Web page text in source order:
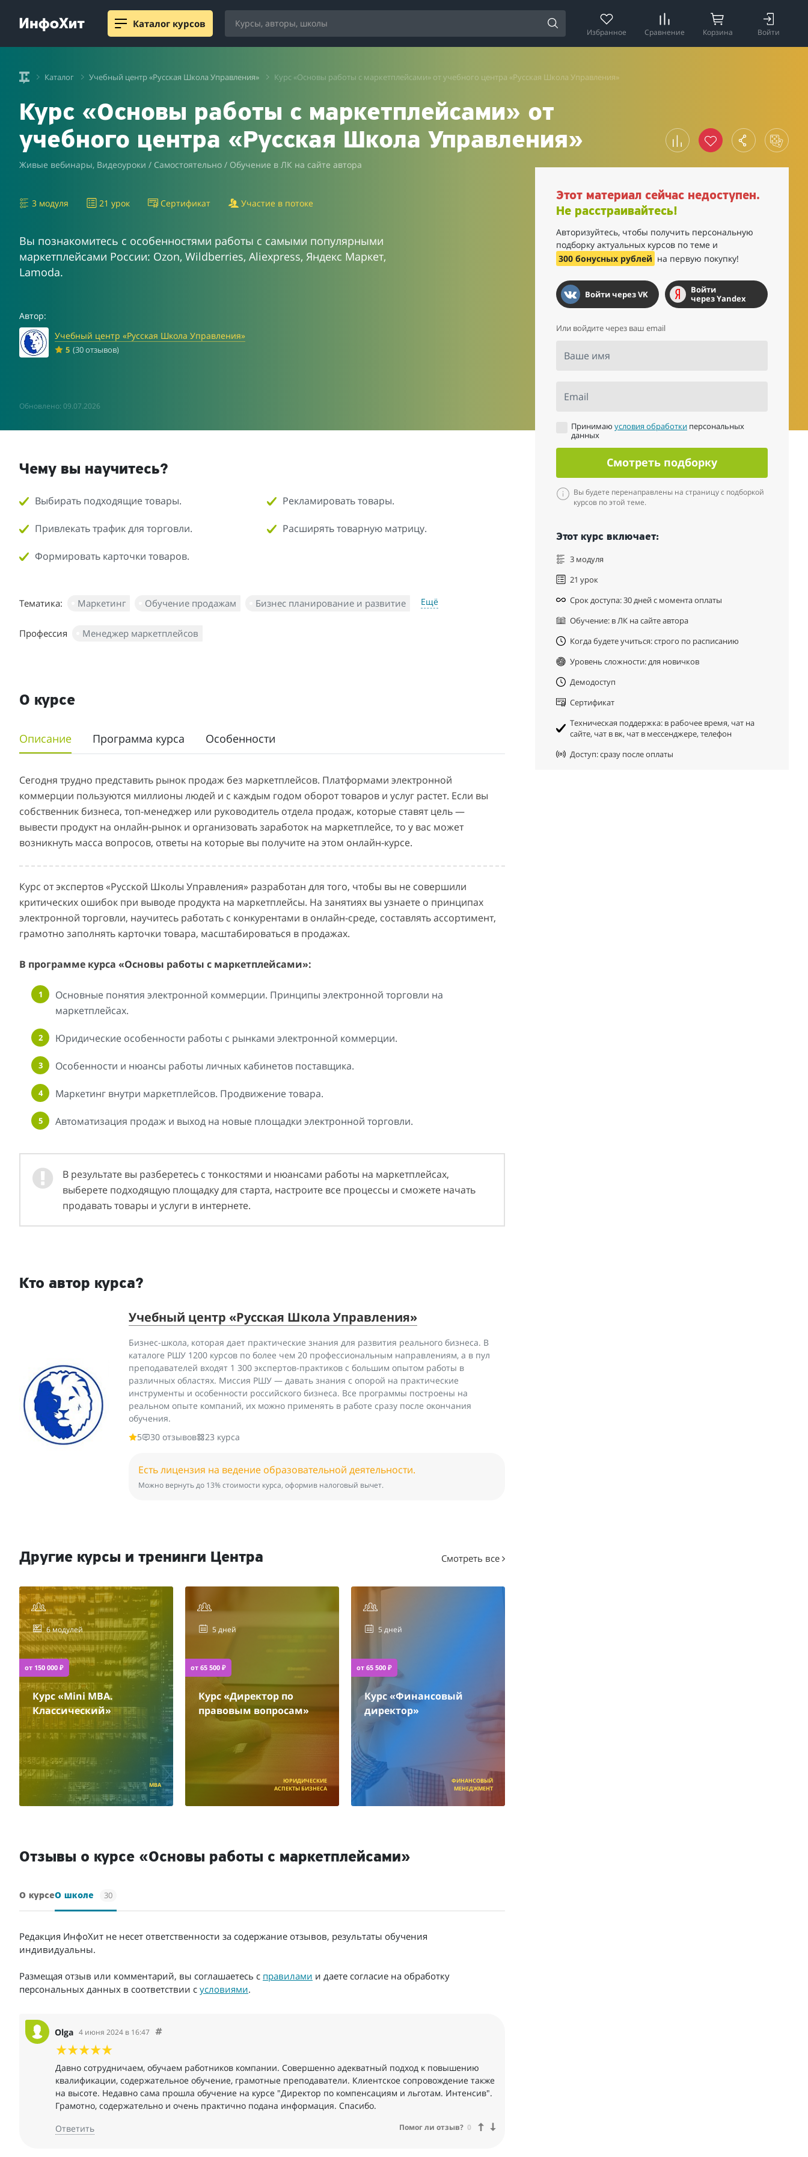
Каталог курсов
Избранное Сравнение Корзина Войти
Каталог Учебный центр «Русская Школа Управления» Курс «Основы работы с маркетплейсами» от учебного центра «Русская Школа Управления»
Курс «Основы работы с маркетплейсами» от
учебного центра «Русская Школа Управления»
Живые вебинары, Видеоуроки / Самостоятельно / Обучение в ЛК на сайте автора
3 модуля 21 урок Сертификат Участие в потоке
Вы познакомитесь с особенностями работы с самыми популярными
маркетплейсами России: Ozon, Wildberries, Aliexpress, Яндекс Маркет,
Lamoda.
Автор:
Учебный центр «Русская Школа Управления»
5 (30 отзывов)
Обновлено: 09.07.2026
Этот материал сейчас недоступен.
Не расстраивайтесь!
Авторизуйтесь, чтобы получить персональную
подборку актуальных курсов по теме и
300 бонусных рублей на первую покупку!
Войти через VK
Войти
через Yandex
Или войдите через ваш email
Ваше имя
Email
Принимаюусловия обработки персональных
данных
Смотреть подборку
Вы будете перенаправлены на страницу с подборкой
курсов по этой теме.
Этот курс включает:
3 модуля
21 урок
Срок доступа: 30 дней с момента оплаты
Обучение: в ЛК на сайте автора
Когда будете учиться: строго по расписанию
Уровень сложности: для новичков
Демодоступ
Сертификат
Техническая поддержка: в рабочее время, чат на
сайте, чат в вк, чат в мессенджере, телефон
Доступ: сразу после оплаты
Чему вы научитесь?
Выбирать подходящие товары.
Привлекать трафик для торговли.
Формировать карточки товаров.
Рекламировать товары.
Расширять товарную матрицу.
Тематика: Маркетинг Обучение продажам Бизнес планирование и развитие Ещё
Профессия Менеджер маркетплейсов
О курсе
Описание Программа курса Особенности
Сегодня трудно представить рынок продаж без маркетплейсов. Платформами электронной
коммерции пользуются миллионы людей и с каждым годом оборот товаров и услуг растет. Если вы
собственник бизнеса, топ-менеджер или руководитель отдела продаж, которые ставят цель —
вывести продукт на онлайн-рынок и организовать заработок на маркетплейсе, то у вас может
возникнуть масса вопросов, ответы на которые вы получите на этом онлайн-курсе.
Курс от экспертов «Русской Школы Управления» разработан для того, чтобы вы не совершили
критических ошибок при выводе продукта на маркетплейсы. На занятиях вы узнаете о принципах
электронной торговли, научитесь работать с конкурентами в онлайн-среде, составлять ассортимент,
грамотно заполнять карточки товара, масштабироваться в продажах.
В программе курса «Основы работы с маркетплейсами»:
Основные понятия электронной коммерции. Принципы электронной торговли на
маркетплейсах.
Юридические особенности работы с рынками электронной коммерции.
Особенности и нюансы работы личных кабинетов поставщика.
Маркетинг внутри маркетплейсов. Продвижение товара.
Автоматизация продаж и выход на новые площадки электронной торговли.
В результате вы разберетесь с тонкостями и нюансами работы на маркетплейсах,
выберете подходящую площадку для старта, настроите все процессы и сможете начать
продавать товары и услуги в интернете.
Кто автор курса?
Учебный центр «Русская Школа Управления»
Бизнес-школа, которая дает практические знания для развития реального бизнеса. В
каталоге РШУ 1200 курсов по более чем 20 профессиональным направлениям, а в пул
преподавателей входят 1 300 экспертов-практиков с большим опытом работы в
различных областях. Миссия РШУ — давать знания с опорой на практические
инструменты и особенности российского бизнеса. Все программы построены на
реальном опыте компаний, их можно применять в работе сразу после окончания
обучения.
5
30 отзывов 23 курса
Есть лицензия на ведение образовательной деятельности.
Можно вернуть до 13% стоимости курса, оформив налоговый вычет.
Другие курсы и тренинги Центра Смотреть все
от 150 000 ₽
Курс «Mini MBA.
Классический»
6 модулей
MBA
от 65 500 ₽
Курс «Директор по
правовым вопросам»
5 дней
ЮРИДИЧЕСКИЕ
АСПЕКТЫ БИЗНЕСА
от 65 500 ₽
Курс «Финансовый
директор»
5 дней
ФИНАНСОВЫЙ
МЕНЕДЖМЕНТ
Отзывы о курсе «Основы работы с маркетплейсами»
О курсеО школе 30
Редакция ИнфоХит не несет ответственности за содержание отзывов, результаты обучения
индивидуальны.
Размещая отзыв или комментарий, вы соглашаетесь с правилами и даете согласие на обработку
персональных данных в соответствии с условиями.
Olga 4 июня 2024 в 16:47
Давно сотрудничаем, обучаем работников компании. Совершенно адекватный подход к повышению
квалификации, содержательное обучение, грамотные преподаватели. Клиентское сопровождение также
на высоте. Недавно сама прошла обучение на курсе "Директор по компенсациям и льготам. Интенсив".
Грамотно, содержательно и очень практично подана информация. Спасибо.
Ответить
Помог ли отзыв? 0